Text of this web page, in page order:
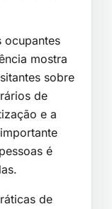
ocupantes
mostra
sobre
de
e a
é
de